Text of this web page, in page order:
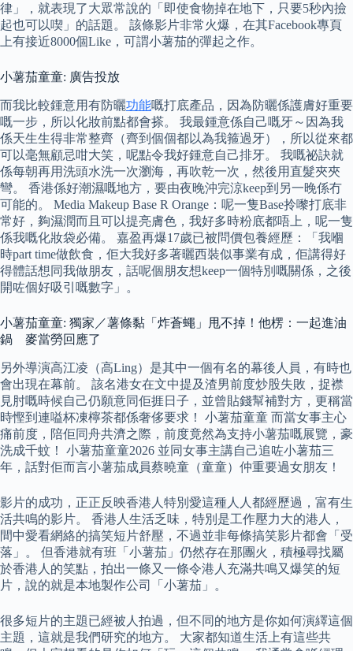
律」，就表現了大眾常說的「即使食物掉在地下，只要5秒內撿
起也可以喫」的話題。 該條影片非常火爆，在其Facebook專頁
上有接近8000個Like，可謂小薯茄的彈起之作。
小薯茄童童: 廣告投放
而我比較鍾意用有防曬功能嘅打底產品，因為防曬係護膚好重要
嘅一步，所以化妝前點都會搽。 我最鍾意係自己嘅牙～因為我
係天生生得非常整齊（齊到個個都以為我箍過牙），所以從來都
可以毫無顧忌咁大笑，呢點令我好鍾意自己排牙。 我嘅祕訣就
係每朝再用洗頭水洗一次瀏海，再吹乾一次，然後用直髮夾夾
彎。 香港係好潮濕嘅地方，要由夜晚沖完涼keep到另一晚係冇
可能的。 Media Makeup Base R Orange：呢一隻Base拎嚟打底非
常好，夠濕潤而且可以提亮膚色，我好多時粉底都唔上，呢一隻
係我嘅化妝袋必備。 嘉盈再爆17歲已被問價包養經歷：「我嗰
時part time做飲食，佢大我好多著曬西裝似事業有成，佢講得好
得體話想同我做朋友，話呢個朋友想keep一個特別嘅關係，之後
開咗個好吸引嘅數字」。
小薯茄童童: 獨家／薯條黏「炸蒼蠅」甩不掉！他楞：一起進油
鍋 麥當勞回應了
另外導演高江凌（高Ling）是其中一個有名的幕後人員，有時也
會出現在幕前。 該名港女在文中提及渣男前度炒股失敗，捉襟
見肘嘅時候自己仍願意同佢捱日子，並曾貼錢幫補對方，更稱當
時慳到連嗌杯凍檸茶都係奢侈要求！ 小薯茄童童 而當女事主心
痛前度，陪佢同舟共濟之際，前度竟然為支持小薯茄嘅展覽，豪
洗成千蚊！ 小薯茄童童2026 並同女事主講自己追咗小薯茄三
年，話對佢而言小薯茄成員蔡曉童（童童）仲重要過女朋友！
影片的成功，正正反映香港人特別愛這種人人都經歷過，富有生
活共鳴的影片。 香港人生活乏味，特別是工作壓力大的港人，
間中愛看網絡的搞笑短片舒壓，不過並非每條搞笑影片都會「受
落」。 但香港就有班「小薯茄」仍然存在那團火，積極尋找屬
於香港人的笑點，拍出一條又一條令港人充滿共鳴又爆笑的短
片，說的就是本地製作公司「小薯茄」。
很多短片的主題已經被人拍過，但不同的地方是你如何演繹這個
主題，這就是我們研究的地方。 大家都知道生活上有這些共